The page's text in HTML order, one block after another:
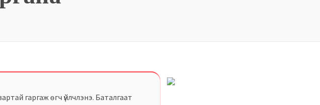
гаргаж өгч үйлчлэнэ. Баталгаат